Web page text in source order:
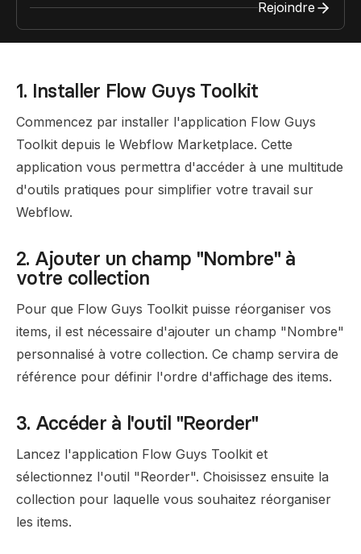
Rejoindre
1. Installer Flow Guys Toolkit
Commencez par installer l'application Flow Guys
Toolkit depuis le Webflow Marketplace. Cette
application vous permettra d'accéder à une multitude
d'outils pratiques pour simplifier votre travail sur
Webflow.
2. Ajouter un champ "Nombre" à
votre collection
Pour que Flow Guys Toolkit puisse réorganiser vos
items, il est nécessaire d'ajouter un champ "Nombre"
personnalisé à votre collection. Ce champ servira de
référence pour définir l'ordre d'affichage des items.
3. Accéder à l'outil "Reorder"
Lancez l'application Flow Guys Toolkit et
sélectionnez l'outil "Reorder". Choisissez ensuite la
collection pour laquelle vous souhaitez réorganiser
les items.